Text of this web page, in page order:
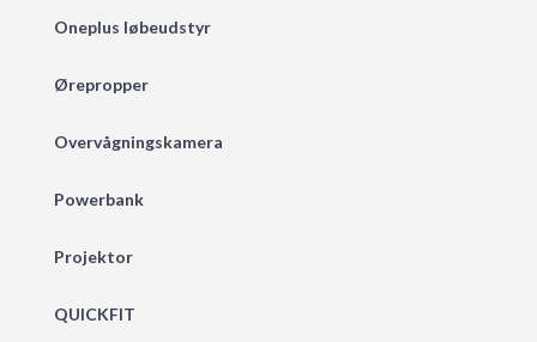
Oneplus løbeudstyr
Ørepropper
Overvågningskamera
Powerbank
Projektor
QUICKFIT